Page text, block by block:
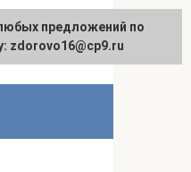
English
предложений по
zdorovo16@cp9.ru